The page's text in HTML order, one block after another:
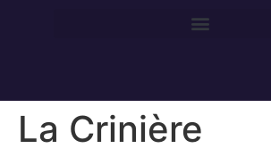
La Crinière